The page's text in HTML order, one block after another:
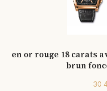
en or rouge 18 carats
brun
30